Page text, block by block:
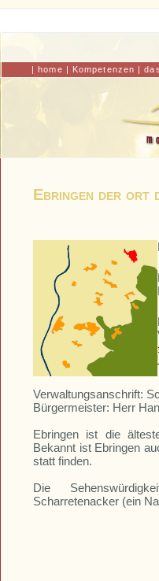
|home | Kompetenzen |
Ebringen der ort
Verwaltungsanschrift:
Bürgermeister: Herr
Ebringen ist die
Bekannt ist Ebringen
statt finden.
Die
Scharretenacker (ein